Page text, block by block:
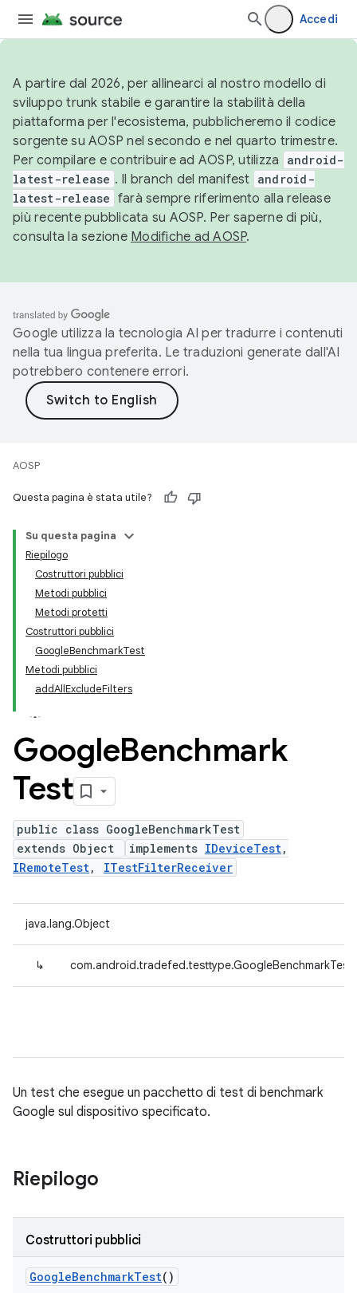
Accedi
A partire dal 2026, per allinearci al nostro modello di
sviluppo trunk stabile e garantire la stabilità della
piattaforma per l'ecosistema, pubblicheremo il codice
sorgente su AOSP nel secondo e nel quarto trimestre.
Per compilare e contribuire ad AOSP, utilizza
android-
latest-release . Il branch del manifest android-
latest-release farà sempre riferimento alla release
più recente pubblicata su AOSP. Per saperne di più,
consulta la sezione Modifiche ad AOSP.
Google utilizza la tecnologia AI per tradurre i contenuti
nella tua lingua preferita. Le traduzioni generate dall'AI
potrebbero contenere errori.
AOSP
Questa pagina è stata utile?
Su questa pagina
Riepilogo
Costruttori pubblici
Metodi pubblici
Metodi protetti
Costruttori pubblici
GoogleBenchmarkTest
Metodi pubblici
addAllExcludeFilters
GoogleBenchmark
Test
public class GoogleBenchmarkTest
extends Object
implements IDeviceTest,
IRemoteTest, ITestFilterReceiver
java.lang.Object
↳ com.android.tradefed.testtype.GoogleBenchmarkTest
Un test che esegue un pacchetto di test di benchmark
Google sul dispositivo specificato.
Riepilogo
Costruttori pubblici
GoogleBenchmarkTest()